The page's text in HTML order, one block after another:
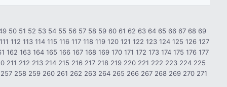
50 51 52 53 54 55 56 57 58 59 60 61 62 63 64 65 66 67 68 69
111 112 113 114 115 116 117 118 119 120 121 122 123 124 125 126 127
162 163 164 165 166 167 168 169 170 171 172 173 174 175 176 177
211 212 213 214 215 216 217 218 219 220 221 222 223 224 225
257 258 259 260 261 262 263 264 265 266 267 268 269 270 271